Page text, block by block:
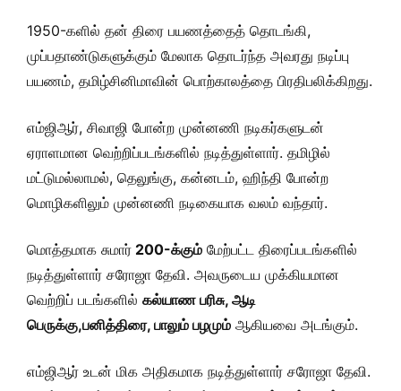
1950-களில் தன் திரை பயணத்தைத் தொடங்கி,
முப்பதாண்டுகளுக்கும் மேலாக தொடர்ந்த அவரது நடிப்பு
பயணம், தமிழ்சினிமாவின் பொற்காலத்தை பிரதிபலிக்கிறது.
எம்ஜிஆர், சிவாஜி போன்ற முன்னணி நடிகர்களுடன்
ஏராளமான வெற்றிப்படங்களில் நடித்துள்ளார். தமிழில்
மட்டுமல்லாமல், தெலுங்கு, கன்னடம், ஹிந்தி போன்ற
மொழிகளிலும் முன்னணி நடிகையாக வலம் வந்தார்.
மொத்தமாக சுமார் 200-க்கும் மேற்பட்ட திரைப்படங்களில்
நடித்துள்ளார் சரோஜா தேவி. அவருடைய முக்கியமான
வெற்றிப் படங்களில் கல்யாண பரிசு, ஆடி
பெருக்கு,பனித்திரை, பாலும் பழமும் ஆகியவை அடங்கும்.
எம்ஜிஆர் உடன் மிக அதிகமாக நடித்துள்ளார் சரோஜா தேவி.